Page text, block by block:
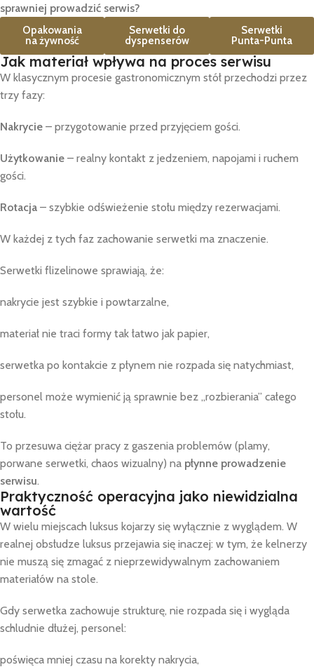
sprawniej prowadzić serwis?
Opakowania
na żywność
Serwetki do
dyspenserów
Serwetki
Punta-Punta
Jak materiał wpływa na proces serwisu
W klasycznym procesie gastronomicznym stół przechodzi przez
trzy fazy:
Nakrycie – przygotowanie przed przyjęciem gości.
Użytkowanie – realny kontakt z jedzeniem, napojami i ruchem
gości.
Rotacja – szybkie odświeżenie stołu między rezerwacjami.
W każdej z tych faz zachowanie serwetki ma znaczenie.
Serwetki flizelinowe sprawiają, że:
nakrycie jest szybkie i powtarzalne,
materiał nie traci formy tak łatwo jak papier,
serwetka po kontakcie z płynem nie rozpada się natychmiast,
personel może wymienić ją sprawnie bez „rozbierania” całego
stołu.
To przesuwa ciężar pracy z gaszenia problemów (plamy,
porwane serwetki, chaos wizualny) na płynne prowadzenie
serwisu.
Praktyczność operacyjna jako niewidzialna
wartość
W wielu miejscach luksus kojarzy się wyłącznie z wyglądem. W
realnej obsłudze luksus przejawia się inaczej: w tym, że kelnerzy
nie muszą się zmagać z nieprzewidywalnym zachowaniem
materiałów na stole.
Gdy serwetka zachowuje strukturę, nie rozpada się i wygląda
schludnie dłużej, personel:
poświęca mniej czasu na korekty nakrycia,